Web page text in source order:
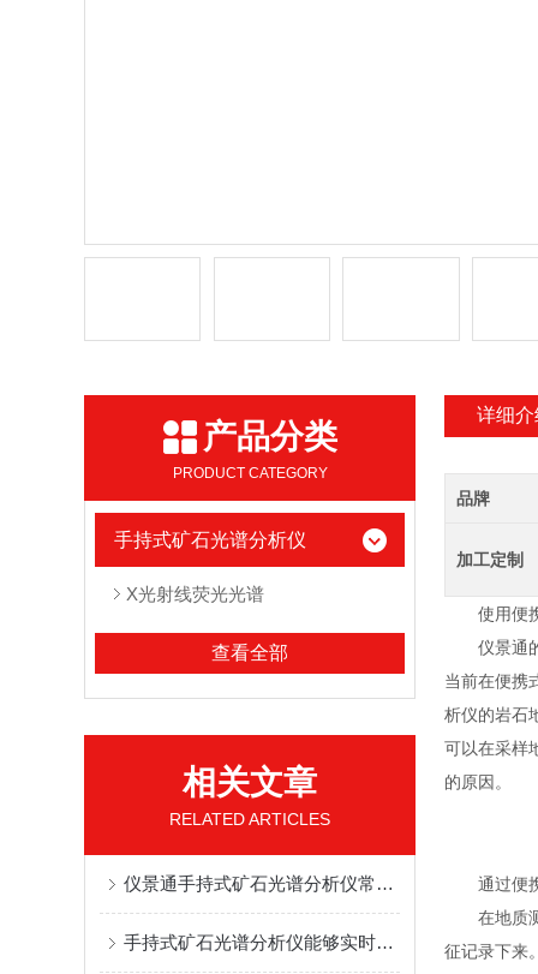
产品分类
PRODUCT CATEGORY
手持式矿石光谱分析仪
X光射线荧光光谱
查看全部
相关文章
RELATED ARTICLES
仪景通手持式矿石光谱分析仪常见故障有哪些
手持式矿石光谱分析仪能够实时显示分析结果
详细介
品牌
加工定制
使用便携
仪景通的
当前在便携
析仪的岩石
可以在采样
的原因。
通过便携
在地质测
征记录下来